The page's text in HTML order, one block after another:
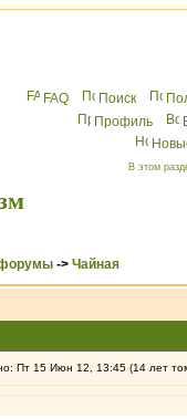
FAQ Поиск
Профиль
В этом
-> Чайная
Пт 15 Июн 12, 13:45 (14 лет